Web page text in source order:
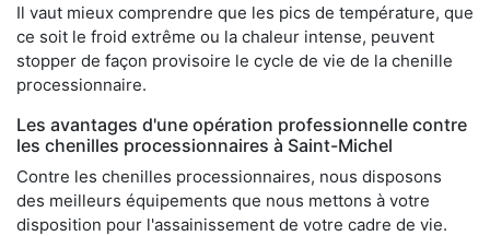
Il vaut mieux comprendre que les pics de température, que
ce soit le froid extrême ou la chaleur intense, peuvent
stopper de façon provisoire le cycle de vie de la chenille
processionnaire.
Les avantages d'une opération professionnelle contre
les chenilles processionnaires à Saint-Michel
Contre les chenilles processionnaires, nous disposons
des meilleurs équipements que nous mettons à votre
disposition pour l'assainissement de votre cadre de vie.